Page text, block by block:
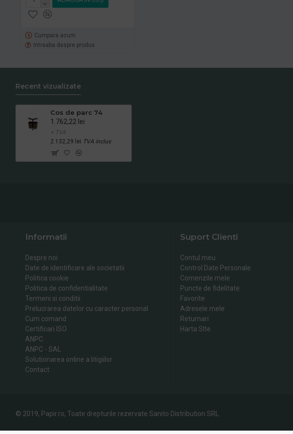
Cumpara acum
Intreaba despre produs
Recent vizualizate
Cos de parc 74
1.762,22 lei
+ TVA
2.132,29 lei TVA inclus
Informatii
Despre noi
Date de identificare ale societatii
Politica cookie
Politica de confidentialitate
Termeni si conditii
Prelucrarea datelor cu caracter personal
Cum comand
Certificari ISO
ANPC
ANPC - SAL
Solutionarea online a litigiilor
Contact
Suport Clienti
Contul meu
Control Date Personale
Comenzile mele
Puncte de fidelitate
Favorite
Adresele mele
Returnari
Harta SIte
© 2019, Papir.ro, Toate drepturile rezervate Sanito Distribution SRL